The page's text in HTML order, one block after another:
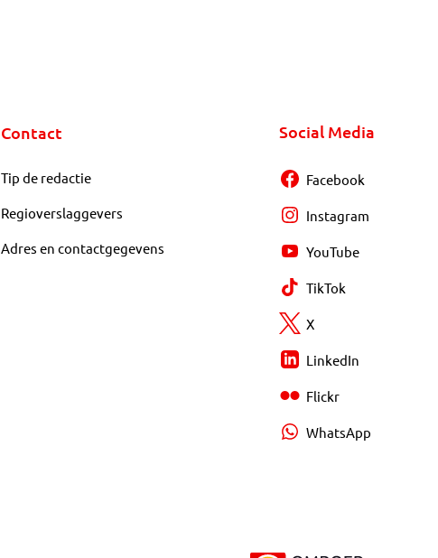
Contact
Tip de redactie
Regioverslaggevers
Adres en contactgegevens
Social Media
Facebook
Instagram
YouTube
TikTok
X
LinkedIn
Flickr
WhatsApp